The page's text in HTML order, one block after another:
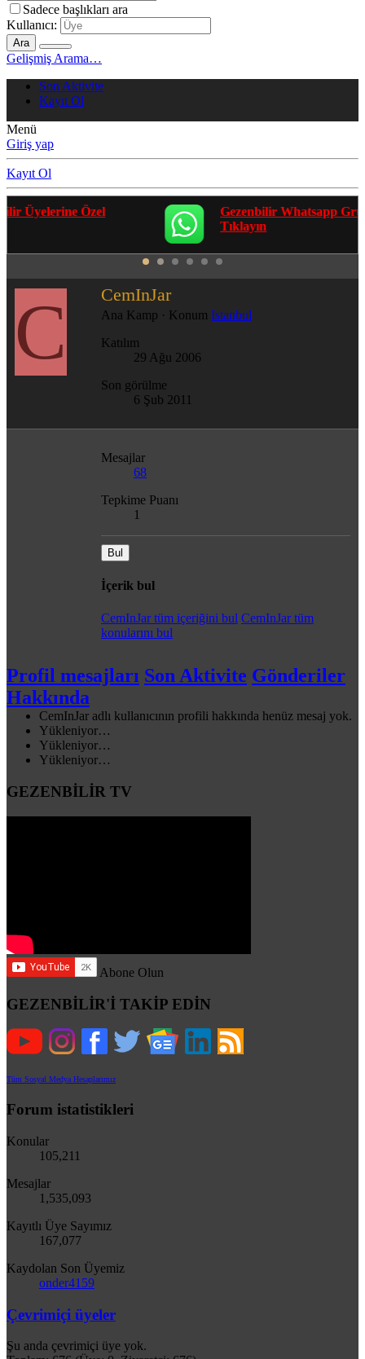
Sadece başlıkları ara
Kullanıcı:
Ara
Gelişmiş Arama…
Son Aktivite
Kayıt Ol
Menü
Giriş yap
Kayıt Ol
Gezenbilir Whatsapp Grupları'na Katılmak İçin
C CemInJar
Ana Kamp · Konum Istanbul
Katılım
29 Ağu 2006
Son görülme
6 Şub 2011
Mesajlar
68
Tepkime Puanı
1
Bul
İçerik bul
CemInJar tüm içeriğini bul CemInJar tüm
konularını bul
Profil mesajları Son Aktivite Gönderiler
Hakkında
CemInJar adlı kullanıcının profili hakkında henüz mesaj yok.
Yükleniyor…
Yükleniyor…
Yükleniyor…
GEZENBİLİR TV
Abone Olun
GEZENBİLİR'İ TAKİP EDİN
Tüm Sosyal Medya Hesaplarımız
Forum istatistikleri
Konular
105,211
Mesajlar
1,535,093
Kayıtlı Üye Sayımız
167,077
Kaydolan Son Üyemiz
onder4159
Çevrimiçi üyeler
Şu anda çevrimiçi üye yok.